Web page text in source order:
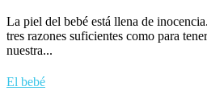
La piel del bebé está llena de
tres razones suficientes como para
nuestra...
El bebé